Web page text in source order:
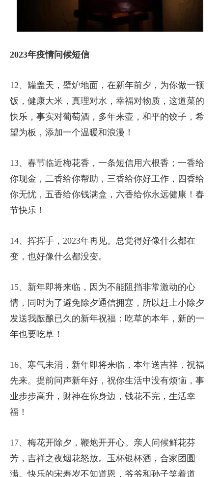
2023年疫情问候短信
12、罐盖天，壁炉地面，在新年前夕，为你做一顿
饭，健康大米，真理对水，幸福对物质，这道菜的
快乐，事实对葡萄酒，多年来壶，和平的饺子，希
望为板，添加一个温暖和浪漫！
13、春节临近梅花香，一条短信用六根香；一香给
你现金，二香给你帮助，三香给你好工作，四香给
你无忧，五香给你钱满盒，六香给你永远健康！春
节快乐！
14、挥挥手，2023年再见。总觉得好像什么都在
变，也好像什么都没变。
15、新年即将来临，因为不能阻挡非常激动的心
情，同时为了避免除夕通信拥塞，所以赶上小除夕
发送我酝酿已久的新年祝福：吃草的本年，新的一
年也要吃草！
16、寒气未消，新年即将来临，本年送吉祥，祝福
先来。提前问声新年好，祝你生活中没有烦恼，事
业步步高升，财神在你身边，钱花不完，生活幸
福！
17、梅花开除夕，鞭炮开开心。亲人问候鲜花芬
芳，吉祥之夜烟花怒放。玉杯银杯酒，合家团圆
满。快乐的宋寿岁不知道恩，爷爷和孙子笑着道